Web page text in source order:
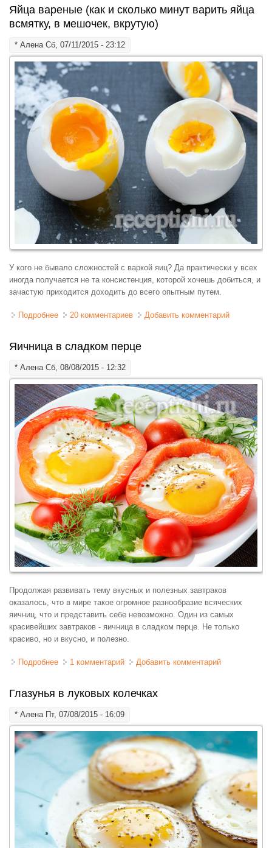
Яйца вареные (как и сколько минут варить яйца
всмятку, в мешочек, вкрутую)
* АленаСб, 07/11/2015 - 23:12
У кого не бывало сложностей с варкой яиц? Да практически у всех
иногда получается не та консистенция, которой хочешь добиться, и
зачастую приходится доходить до всего опытным путем.
Подробнее о Яйца вареные (как и сколько минут варить яйца
20 комментариев Добавить комментарий
Яичница в сладком перце
* АленаСб, 08/08/2015 - 12:32
Продолжая развивать тему вкусных и полезных завтраков
оказалось, что в мире такое огромное разнообразие всяческих
яичниц, что и представить себе невозможно. Один из самых
красивейших завтраков - яичница в сладком перце. Не только
красиво, но и вкусно, и полезно.
Подробнее о Яичница в сладком перце
1 комментарий Добавить комментарий
Глазунья в луковых колечках
* АленаПт, 07/08/2015 - 16:09